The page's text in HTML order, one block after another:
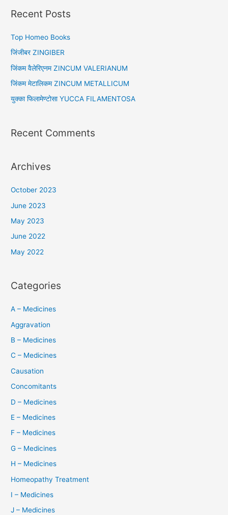
r
h
f
o
r
Recent Posts
Top Homeo Books
जिंजीबर ZINGIBER
जिंकम वैलेरिएनम ZINCUM VALERIANUM
जिंकम मेटालिकम ZINCUM METALLICUM
युक्का फिलामेण्टोसा YUCCA FILAMENTOSA
Recent Comments
Archives
October 2023
June 2023
May 2023
June 2022
May 2022
Categories
A – Medicines
Aggravation
B – Medicines
C – Medicines
Causation
Concomitants
D – Medicines
E – Medicines
F – Medicines
G – Medicines
H – Medicines
Homeopathy Treatment
I – Medicines
J – Medicines